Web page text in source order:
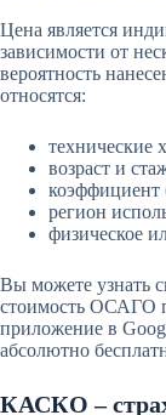
Цена является
зависимости от
вероятность
относятся:
технические
возраст и
коэффициент
регион
физическое
Вы можете узнать
стоимость ОСАГО
приложение в
абсолютно
КАСКО –